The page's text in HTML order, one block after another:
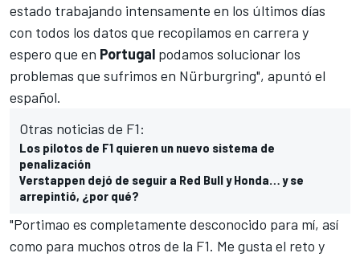
estado trabajando intensamente en los últimos días
con todos los datos que recopilamos en carrera y
espero que en Portugal podamos solucionar los
problemas que sufrimos en Nürburgring", apuntó el
español.
Otras noticias de F1:
Los pilotos de F1 quieren un nuevo sistema de
penalización
Verstappen dejó de seguir a Red Bull y Honda… y se
arrepintió, ¿por qué?
"Portimao es completamente desconocido para mí, así
como para muchos otros de la F1. Me gusta el reto y